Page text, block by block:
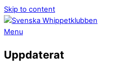
Skip to content
Menu
Uppdaterat